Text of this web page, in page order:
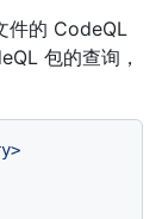
件的 CodeQL
包的查询，